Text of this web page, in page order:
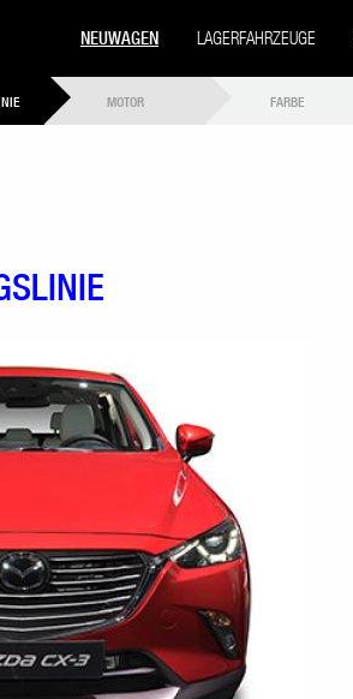
NEUWAGEN LAGERFAHRZEUGE
MOTOR FARBE